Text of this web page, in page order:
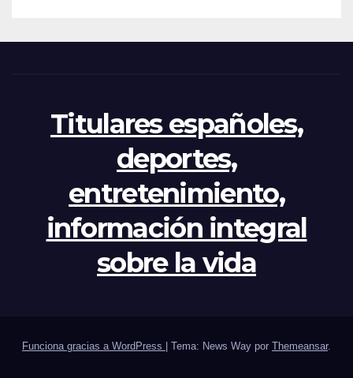
Titulares españoles,
deportes,
entretenimiento,
información integral
sobre la vida
Funciona gracias a WordPress Tema: News Way por Themeansar.